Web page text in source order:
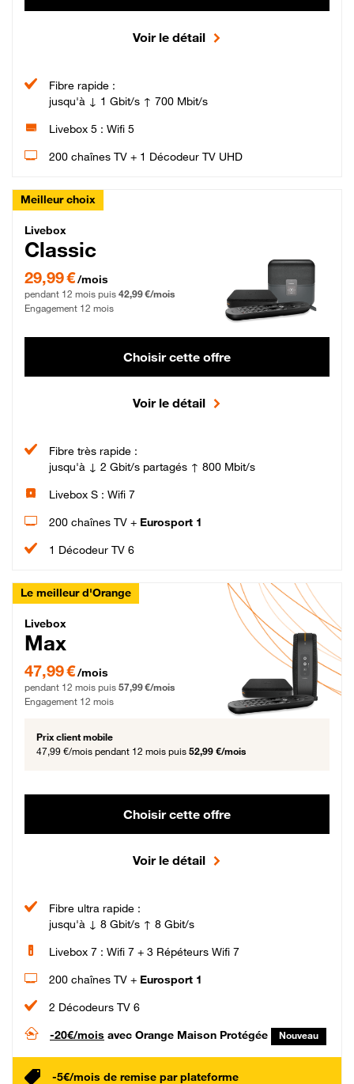
Voir le détail
Fibre rapide :
jusqu'à ↓ 1 Gbit/s ↑ 700 Mbit/s
Livebox 5 : Wifi 5
200 chaînes TV + 1 Décodeur TV UHD
Meilleur choix
Livebox Classic Fibre
Livebox
Classic
29,99 € par mois pendant 12 mois puis 42,99 € par mois, Engagement 12 mois
29,99 €/mois
pendant 12 mois puis 42,99 €/mois
Engagement 12 mois
Choisir cette offre
Voir le détail
Fibre très rapide :
jusqu'à ↓ 2 Gbit/s partagés ↑ 800 Mbit/s
Livebox S : Wifi 7
200 chaînes TV + Eurosport 1
1 Décodeur TV 6
Le meilleur d'Orange
Livebox Max Fibre
Livebox
Max
47,99 € par mois pendant 12 mois puis 57,99 € par mois, Engagement 12 mois
47,99 €/mois
pendant 12 mois puis 57,99 €/mois
Engagement 12 mois
Prix client mobile
47,99 €/mois pendant 12 mois puis 52,99 €/mois
Choisir cette offre
Voir le détail
Fibre ultra rapide :
jusqu'à ↓ 8 Gbit/s ↑ 8 Gbit/s
Livebox 7 : Wifi 7 + 3 Répéteurs Wifi 7
200 chaînes TV + Eurosport 1
2 Décodeurs TV 6
-20€/mois avec Orange Maison Protégée Nouveau
-5€/mois de remise par plateforme